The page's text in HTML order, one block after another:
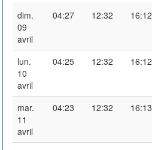
dim.
09
avril
04:27 12:32 16:12
lun.
10
avril
04:25 12:32 16:12
mar.
11
avril
04:23 12:32 16:13